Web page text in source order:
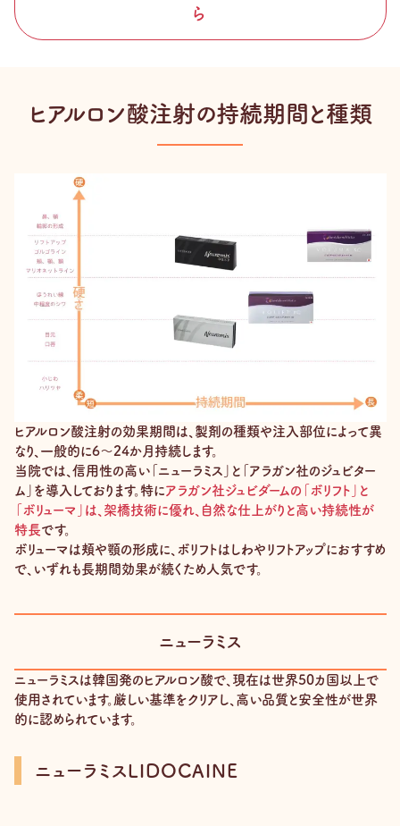
ら
ヒアルロン酸注射の持続期間と種類
ヒアルロン酸注射の効果期間は、製剤の種類や注入部位によって異
なり、一般的に6～24か月持続します。
当院では、信用性の高い「ニューラミス」と「アラガン社のジュビター
ム」を導入しております。特にアラガン社ジュビダームの「ボリフト」と
「ボリューマ」は、架橋技術に優れ、自然な仕上がりと高い持続性が
特長です。
ボリューマは頬や顎の形成に、ボリフトはしわやリフトアップにおすすめ
で、いずれも長期間効果が続くため人気です。
ニューラミス
ニューラミスは韓国発のヒアルロン酸で、現在は世界50カ国以上で
使用されています。厳しい基準をクリアし、高い品質と安全性が世界
的に認められています。
ニューラミスLIDOCAINE